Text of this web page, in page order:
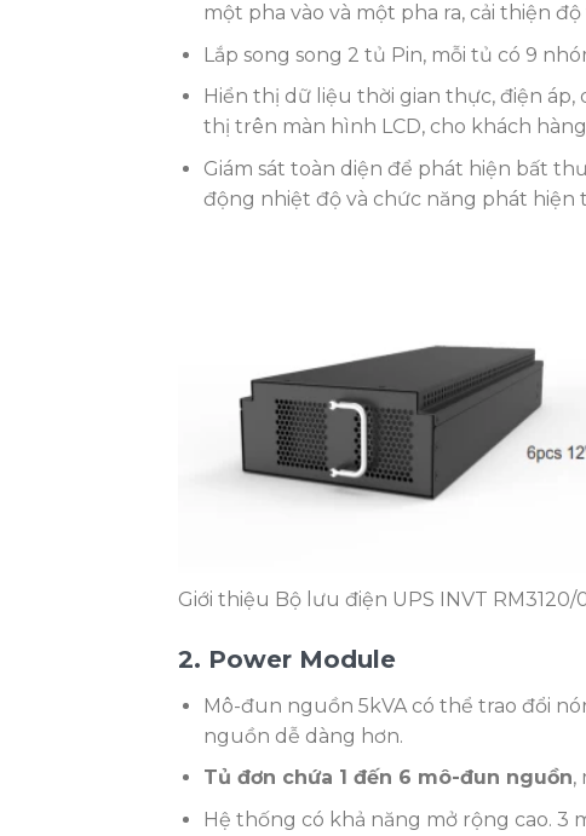
một pha vào và một pha ra, cải thiện
Lắp song song 2 tủ Pin, mỗi tủ có 9
Hiển thị dữ liệu thời gian thực, điện
thị trên màn hình LCD, cho khách
Giám sát toàn diện để phát hiện bất
động nhiệt độ và chức năng phát hiện
Giới thiệu Bộ lưu điện UPS INVT RM3120/
2. Power Module
Mô-đun nguồn 5kVA có thể trao đổi
nguồn dễ dàng hơn.
Tủ đơn chứa 1 đến 6 mô-đun nguồn,
Hệ thống có khả năng mở rộng cao. 3